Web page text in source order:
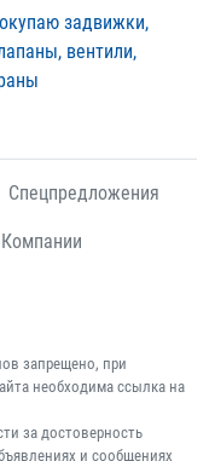
задвижки,
вентили,
Спецпредложения
Компании
запрещено, при
необходима ссылка на
за достоверность
и сообщениях